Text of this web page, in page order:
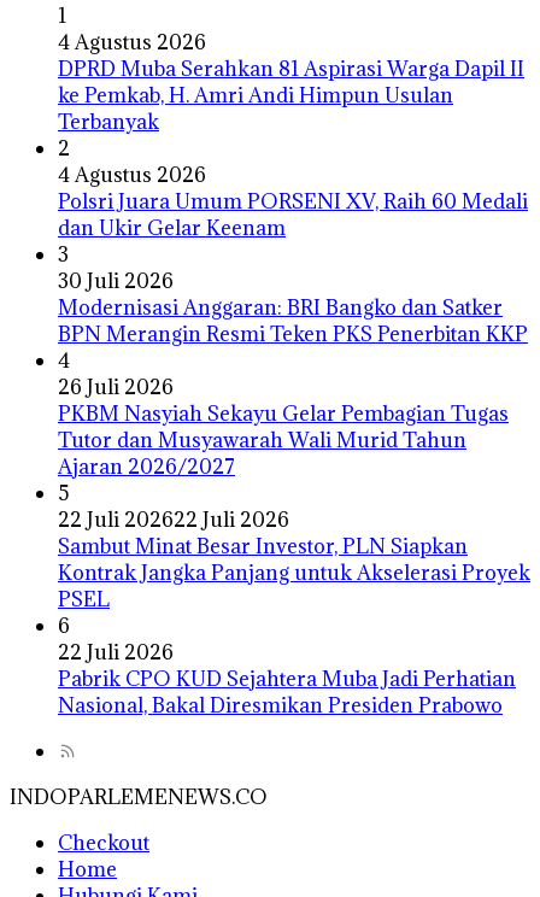
1
4 Agustus 2026
DPRD Muba Serahkan 81 Aspirasi Warga Dapil II
ke Pemkab, H. Amri Andi Himpun Usulan
Terbanyak
2
4 Agustus 2026
Polsri Juara Umum PORSENI XV, Raih 60 Medali
dan Ukir Gelar Keenam
3
30 Juli 2026
Modernisasi Anggaran: BRI Bangko dan Satker
BPN Merangin Resmi Teken PKS Penerbitan KKP
4
26 Juli 2026
PKBM Nasyiah Sekayu Gelar Pembagian Tugas
Tutor dan Musyawarah Wali Murid Tahun
Ajaran 2026/2027
5
22 Juli 202622 Juli 2026
Sambut Minat Besar Investor, PLN Siapkan
Kontrak Jangka Panjang untuk Akselerasi Proyek
PSEL
6
22 Juli 2026
Pabrik CPO KUD Sejahtera Muba Jadi Perhatian
Nasional, Bakal Diresmikan Presiden Prabowo
INDOPARLEMENEWS.CO
Checkout
Home